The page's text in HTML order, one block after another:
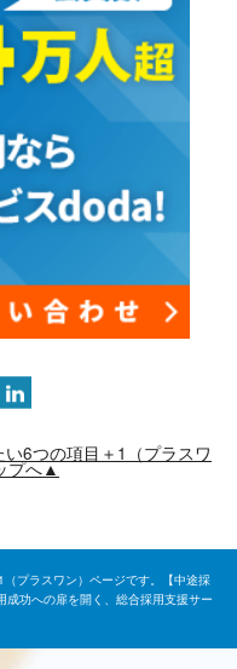
6つの項目＋1（プラスワ
プへ▲
プラスワン）ページです。【中途採
功への扉を開く、総合採用支援サー